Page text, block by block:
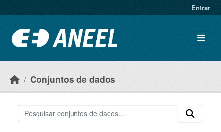
Entrar
Conjuntos de dados